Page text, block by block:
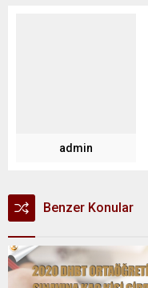
admin
Benzer Konular